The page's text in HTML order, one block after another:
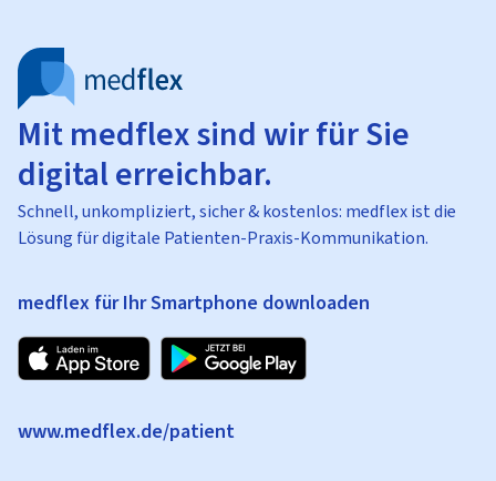
Mit medflex sind wir für Sie
digital erreichbar.
Schnell, unkompliziert, sicher & kostenlos: medflex ist die
Lösung für digitale Patienten-Praxis-Kommunikation.
medflex für Ihr Smartphone downloaden
www.medflex.de/patient